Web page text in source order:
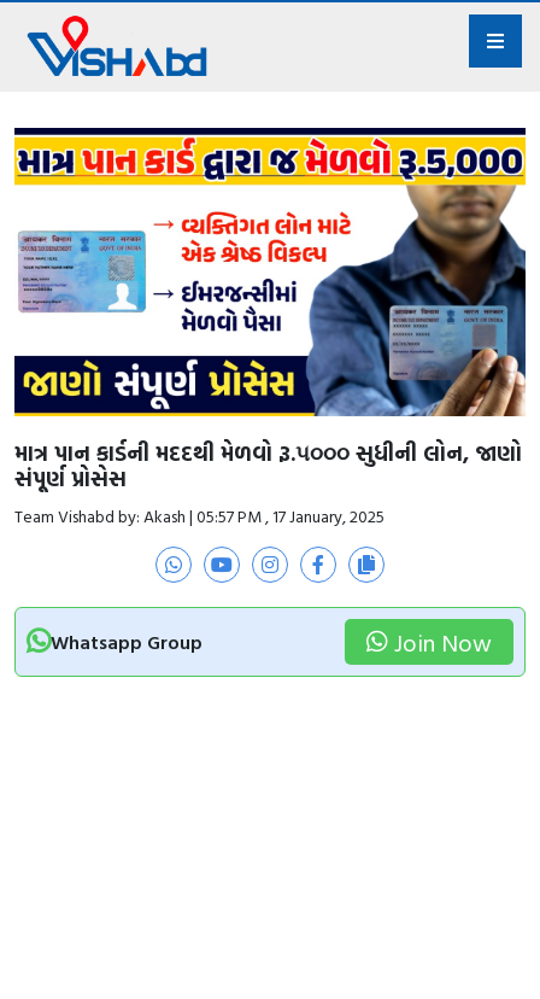
માત્ર પાન કાર્ડની મદદથી મેળવો રૂ.૫૦૦૦ સુધીની લોન, જાણો
સંપૂર્ણ પ્રોસેસ
Team Vishabd by: Akash | 05:57 PM , 17 January, 2025
Whatsapp Group Join Now